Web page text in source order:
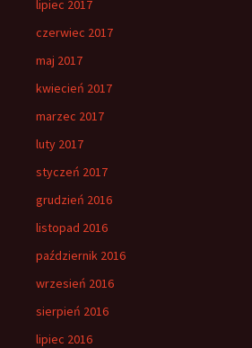
lipiec 2017
czerwiec 2017
maj 2017
kwiecień 2017
marzec 2017
luty 2017
styczeń 2017
grudzień 2016
listopad 2016
październik 2016
wrzesień 2016
sierpień 2016
lipiec 2016